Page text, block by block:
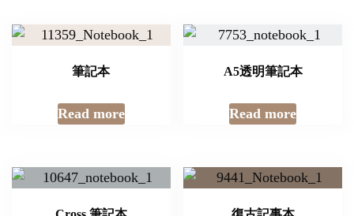
筆記本
Read more
A5透明筆記本
Read more